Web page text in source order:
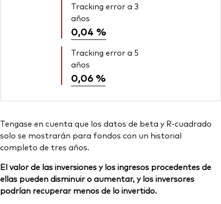
Tracking error a 3
años
0,04 %
Tracking error a 5
años
0,06 %
Tengase en cuenta que los datos de beta y R-cuadrado
solo se mostrarán para fondos con un historial
completo de tres años.
El valor de las inversiones y los ingresos procedentes de
ellas pueden disminuir o aumentar, y los inversores
podrían recuperar menos de lo invertido.